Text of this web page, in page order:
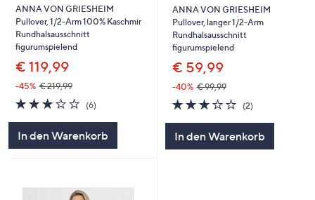
ANNA VON GRIESHEIM
Pullover, 1/2-Arm 100% Kaschmir
Rundhalsausschnitt
figurumspielend
€ 119,99
-45% € 219,99
3.2
von
5
(6)
In den Warenkorb
ANNA VON GRIESHEIM
Pullover, langer 1/2-Arm
Rundhalsausschnitt
figurumspielend
€ 59,99
-40% € 99,99
3.0
von
5
(2)
In den Warenkorb